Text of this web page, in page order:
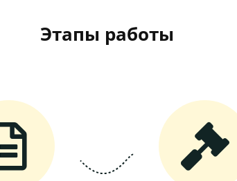
Этапы работы